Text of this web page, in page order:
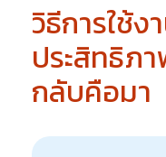
วิธีการใช้ง
ประสิทธิภ
กลับคือมา